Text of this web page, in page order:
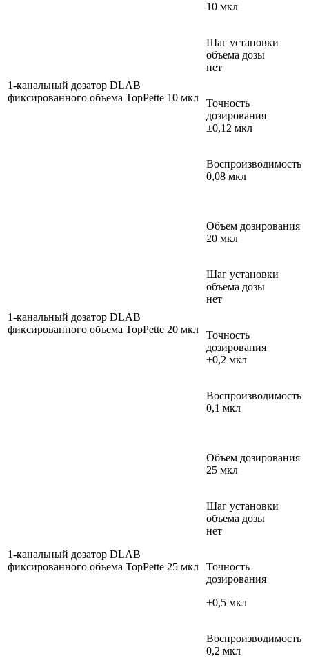
1-канальный дозатор DLAB
фиксированного объема TopPette 10 мкл
10 мкл
Шаг установки
объема дозы
нет
Точность
дозирования
±0,12 мкл
Воспроизводимость
0,08 мкл
1-канальный дозатор DLAB
фиксированного объема TopPette 20 мкл
Объем дозирования
20 мкл
Шаг установки
объема дозы
нет
Точность
дозирования
±0,2 мкл
Воспроизводимость
0,1 мкл
1-канальный дозатор DLAB
фиксированного объема TopPette 25 мкл
Объем дозирования
25 мкл
Шаг установки
объема дозы
нет
Точность
дозирования
±0,5 мкл
Воспроизводимость
0,2 мкл